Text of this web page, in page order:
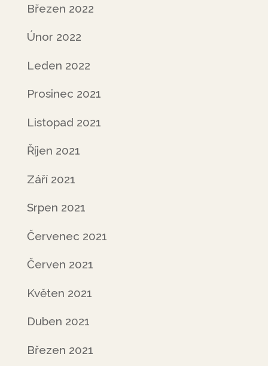
Březen 2022
Únor 2022
Leden 2022
Prosinec 2021
Listopad 2021
Říjen 2021
Září 2021
Srpen 2021
Červenec 2021
Červen 2021
Květen 2021
Duben 2021
Březen 2021